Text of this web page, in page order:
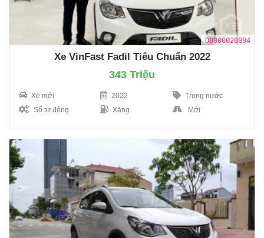
D0000020894
Xe VinFast Fadil Tiêu Chuẩn 2022
343 Triệu
Xe mới 2022
Trong nước
Số tự động
Xăng Mới